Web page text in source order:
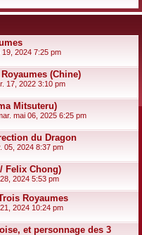
19, 2024 7:25 pm
(Chine)
17, 2022 3:10 pm
Mitsuteru)
mai 06, 2025 6:25 pm
du Dragon
05, 2024 8:37 pm
Felix Chong)
2024 5:53 pm
Royaumes
2024 10:24 pm
et personnage des 3